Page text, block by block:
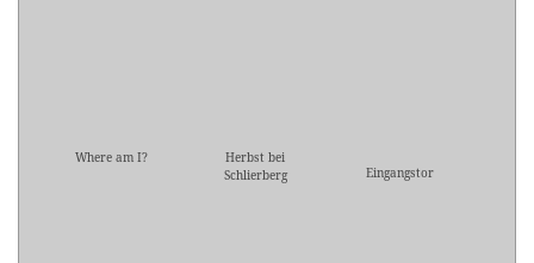
Where am I?
Herbst bei
Schlierberg
Eingangstor